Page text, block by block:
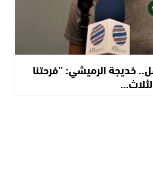
خديجة الرميشي: “فرحتنا